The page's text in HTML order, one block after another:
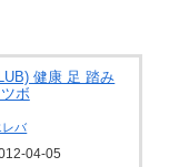
健康 足 踏み
ボ
レバ
04-05